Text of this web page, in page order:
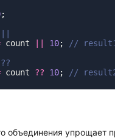
count 10;
count ?? 10;
объединения упрощает